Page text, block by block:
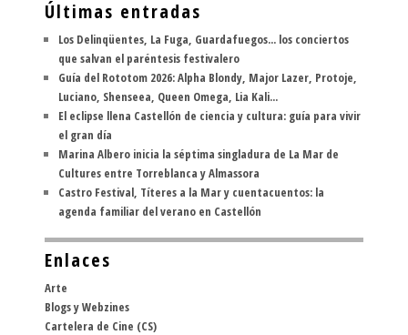
Últimas entradas
Los Delinqüentes, La Fuga, Guardafuegos... los conciertos
que salvan el paréntesis festivalero
Guía del Rototom 2026: Alpha Blondy, Major Lazer, Protoje,
Luciano, Shenseea, Queen Omega, Lia Kali...
El eclipse llena Castellón de ciencia y cultura: guía para vivir
el gran día
Marina Albero inicia la séptima singladura de La Mar de
Cultures entre Torreblanca y Almassora
Castro Festival, Títeres a la Mar y cuentacuentos: la
agenda familiar del verano en Castellón
Enlaces
Arte
Blogs y Webzines
Cartelera de Cine (CS)